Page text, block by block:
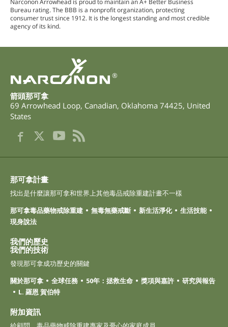
Narconon Arrowhead is proud to maintain an A+ Better Business
Bureau rating. The BBB is a nonprofit organization, protecting
consumer trust since 1912. It is the longest standing and most credible
agency of its kind.
®
箭頭那可拿
69 Arrowhead Loop, Canadian, Oklahoma 74425, United
States
那可拿計畫
找出是什麼讓那可拿和世界上其他毒品戒除重建計畫不一樣
那可拿毒品藥物戒除重建
無毒無藥戒斷 新生活淨化
生活技能
現身說法
我們的歷史
我們的技術
發現那可拿成功歷史的關鍵
關於那可拿
全球任務 50年：拯救生命 獎項與嘉許
研究與報告
L. 羅恩 賀伯特
附加資訊